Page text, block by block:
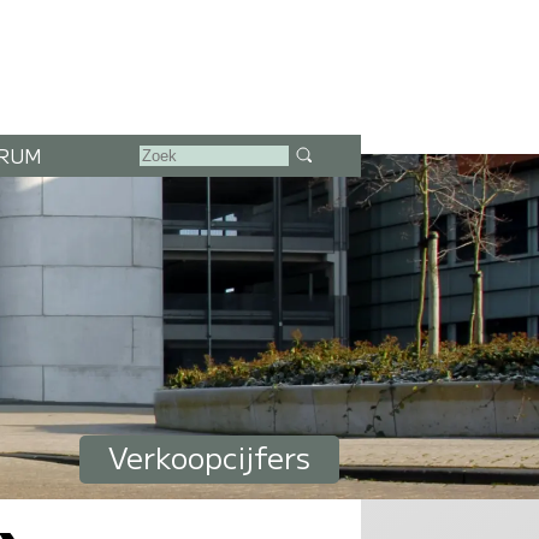
Verkoopcijfers